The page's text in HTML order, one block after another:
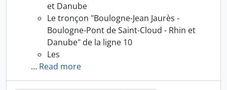
et Danube
Le tronçon "Boulogne-Jean Jaurès -
Boulogne-Pont de Saint-Cloud - Rhin et
Danube" de la ligne 10
Les
… Read more